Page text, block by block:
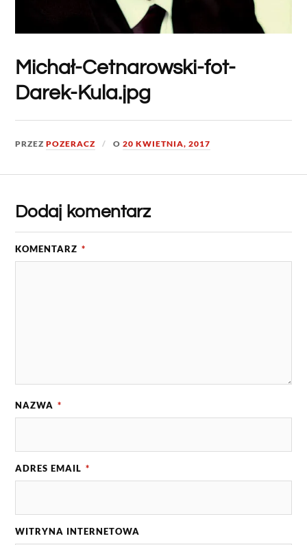
Michał-Cetnarowski-fot-
Darek-Kula.jpg
PRZEZPOZERACZ O20 KWIETNIA, 2017
Dodaj komentarz
KOMENTARZ *
NAZWA *
ADRES EMAIL *
WITRYNA INTERNETOWA